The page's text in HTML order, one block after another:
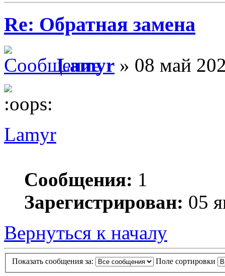
Re: Обратная замена
Lamyr » 08 май
Lamyr
Сообщения: 1
Зарегистрирован: 05
Вернуться к началу
Показать сообщения за: Поле сортировки